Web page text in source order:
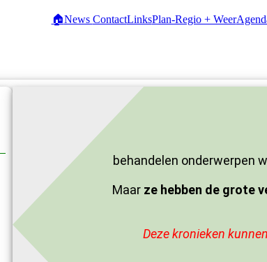
🏠News ContactLinksPlan-Regio + Weer
behandelen onderwerpen
Maar ze hebben de grote
Deze kronieken